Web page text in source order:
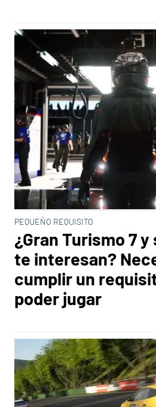
PEQUEÑO REQUISITO
¿Gran Turismo 7
te interesan?
cumplir un
poder jugar